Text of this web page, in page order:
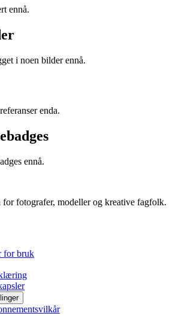
ennå.
i noen bilder ennå.
enda.
ennå.
for fotografer, modeller og kreative fagfolk.
for bruk